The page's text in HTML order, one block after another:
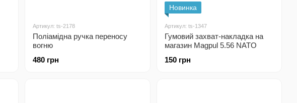
Артикул: ts-2178
Поліамідна ручка переносу
вогню
480 грн
Новинка
Артикул: ts-1347
Гумовий захват-накладка на
магазин Magpul 5.56 NATO
150 грн